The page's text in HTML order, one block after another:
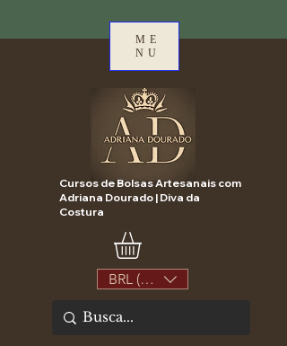
ME
NU
Cursos de Bolsas Artesanais com
Adriana Dourado | Diva da
Costura
BRL (R$)